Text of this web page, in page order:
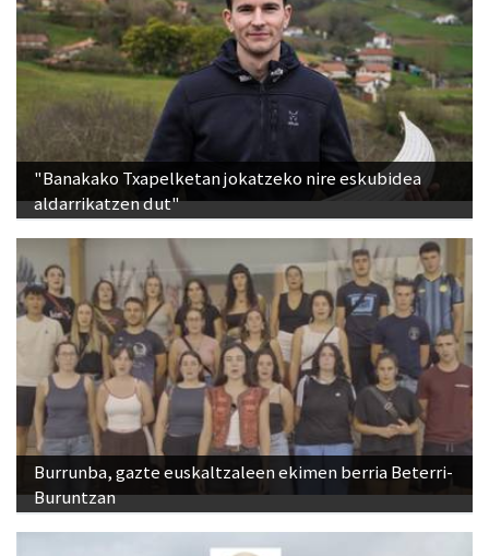
"Banakako Txapelketan jokatzeko nire eskubidea
aldarrikatzen dut"
Burrunba, gazte euskaltzaleen ekimen berria Beterri-
Buruntzan